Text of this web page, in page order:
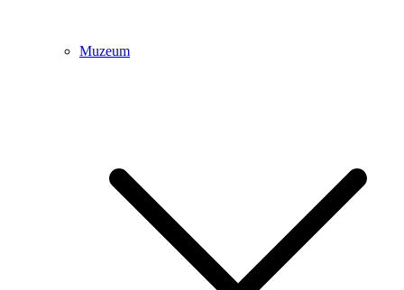
Muzeum